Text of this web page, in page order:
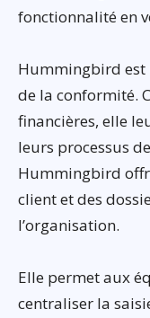
fonctionnalité en
Hummingbird est
de la conformité.
financières, elle
leurs processus
Hummingbird
client et des
l’organisation.
Elle permet aux
centraliser la